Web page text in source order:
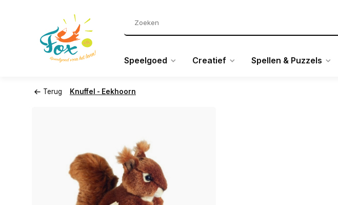
Speelgoed Creatief Spellen & Puzzels
Terug Knuffel - Eekhoorn